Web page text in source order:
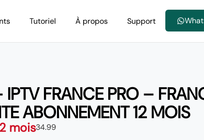
Tutoriel À propos Support
FRANCE PRO –
ABONNEMENT 12 MOIS
mois34.99